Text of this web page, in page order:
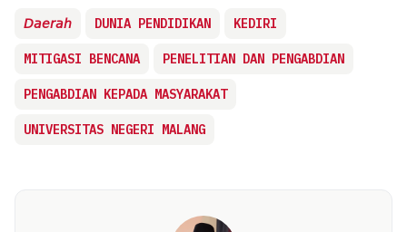
𝘋𝘢𝘦𝘳𝘢𝘩 DUNIA PENDIDIKAN KEDIRI
MITIGASI BENCANA PENELITIAN DAN PENGABDIAN
PENGABDIAN KEPADA MASYARAKAT
UNIVERSITAS NEGERI MALANG